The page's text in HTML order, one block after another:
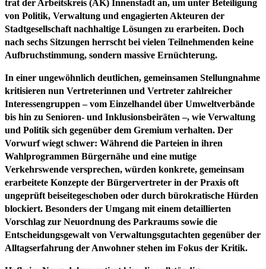
trat der Arbeitskreis (AK) Innenstadt an, um unter Beteiligung
von Politik, Verwaltung und engagierten Akteuren der
Stadtgesellschaft nachhaltige Lösungen zu erarbeiten. Doch
nach sechs Sitzungen herrscht bei vielen Teilnehmenden keine
Aufbruchstimmung, sondern massive Ernüchterung.
In einer ungewöhnlich deutlichen, gemeinsamen Stellungnahme
kritisieren nun Vertreterinnen und Vertreter zahlreicher
Interessengruppen – vom Einzelhandel über Umweltverbände
bis hin zu Senioren- und Inklusionsbeiräten –, wie Verwaltung
und Politik sich gegenüber dem Gremium verhalten. Der
Vorwurf wiegt schwer: Während die Parteien in ihren
Wahlprogrammen Bürgernähe und eine mutige
Verkehrswende versprechen, würden konkrete, gemeinsam
erarbeitete Konzepte der Bürgervertreter in der Praxis oft
ungeprüft beiseitegeschoben oder durch bürokratische Hürden
blockiert. Besonders der Umgang mit einem detaillierten
Vorschlag zur Neuordnung des Parkraums sowie die
Entscheidungsgewalt von Verwaltungsgutachten gegenüber der
Alltagserfahrung der Anwohner stehen im Fokus der Kritik.